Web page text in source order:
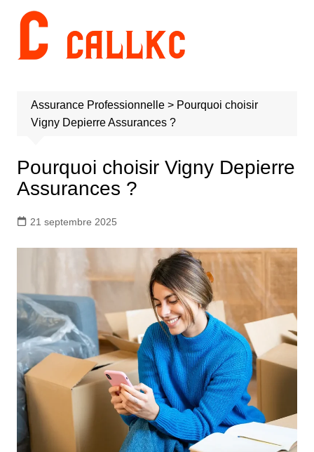
contenu
Assurance Professionnelle> Pourquoi choisir
Vigny Depierre Assurances ?
Pourquoi choisir Vigny Depierre
Assurances ?
21 septembre 2025